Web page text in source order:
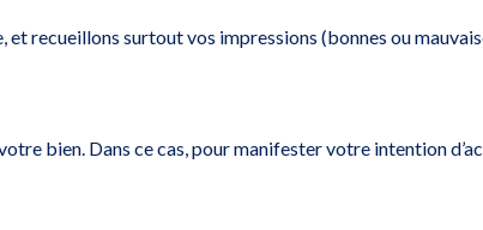
recueillons surtout vos impressions (bonnes ou
bien. Dans ce cas, pour manifester votre intention